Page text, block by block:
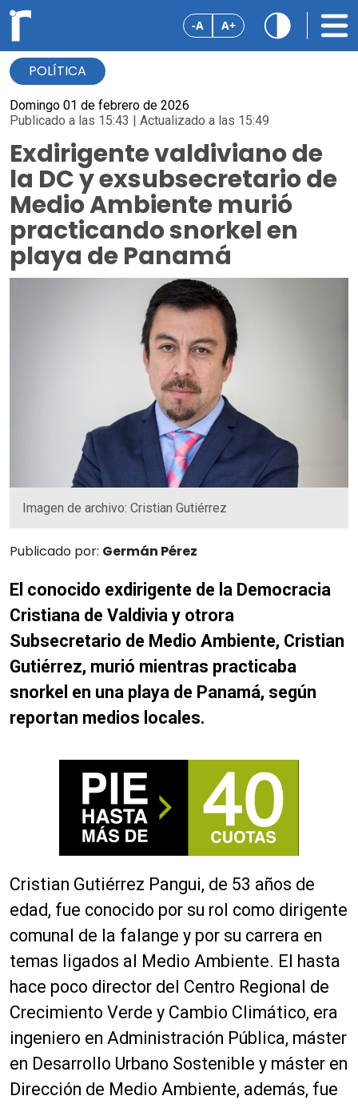
-A A+
POLÍTICA
Domingo 01 de febrero de 2026
Publicado a las 15:43 | Actualizado a las 15:49
Exdirigente valdiviano de
la DC y exsubsecretario de
Medio Ambiente murió
practicando snorkel en
playa de Panamá
Imagen de archivo: Cristian Gutiérrez
Publicado por: Germán Pérez
El conocido exdirigente de la Democracia
Cristiana de Valdivia y otrora
Subsecretario de Medio Ambiente, Cristian
Gutiérrez, murió mientras practicaba
snorkel en una playa de Panamá, según
reportan medios locales.
Cristian Gutiérrez Pangui, de 53 años de
edad, fue conocido por su rol como dirigente
comunal de la falange y por su carrera en
temas ligados al Medio Ambiente. El hasta
hace poco director del Centro Regional de
Crecimiento Verde y Cambio Climático, era
ingeniero en Administración Pública, máster
en Desarrollo Urbano Sostenible y máster en
Dirección de Medio Ambiente, además, fue